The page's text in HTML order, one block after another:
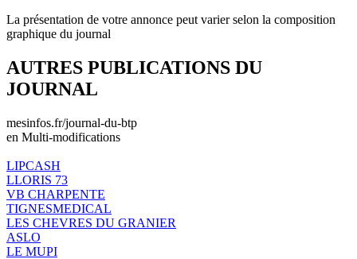
La présentation de votre annonce peut varier selon la composition
graphique du journal
AUTRES PUBLICATIONS DU
JOURNAL
mesinfos.fr/journal-du-btp
en Multi-modifications
LIPCASH
LLORIS 73
VB CHARPENTE
TIGNESMEDICAL
LES CHEVRES DU GRANIER
ASLO
LE MUPI